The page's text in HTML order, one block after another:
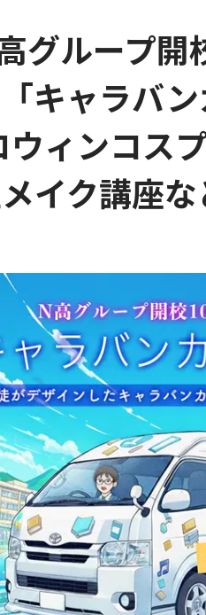
高グループ開
キャラバ
ウィンコス
イク講座